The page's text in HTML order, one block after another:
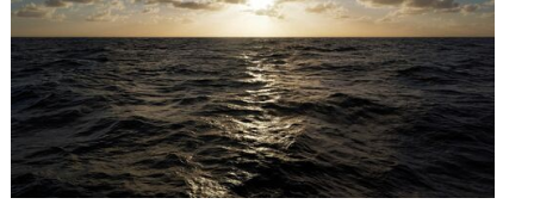
landschap te staren waarin ik erin
versmolt, had ik het gevoel de
eeuwigheid en kwetsbaarheid
ervan te voelen alsof ze van mij
waren… Moitessier, de grote
navigator en schrijver, zei dat het